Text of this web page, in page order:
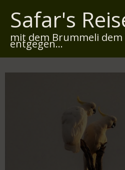
Safar's
mit dem Brummeli dem
entgegen...